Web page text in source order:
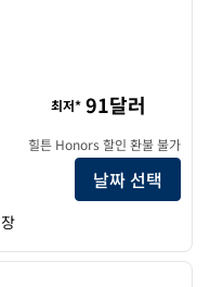
보 보기
최저* 91달러
힐튼 Honors 할인 환불 불가
날짜 선택
1/12
다음